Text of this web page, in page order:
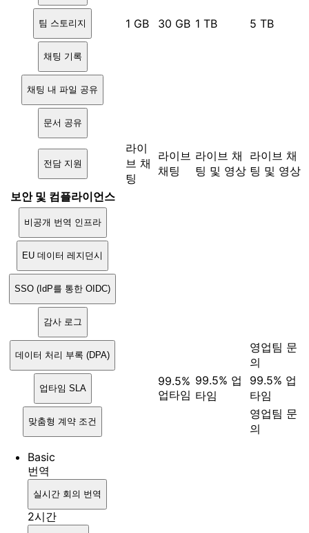
팀 스토리지 1 GB 30 GB 1 TB 5 TB
채팅 기록
채팅 내 파일 공유
문서 공유
전담 지원
라이
브 채
팅
라이브
채팅
라이브 채
팅 및 영상
라이브 채
팅 및 영상
보안 및 컴플라이언스
비공개 번역 인프라
EU 데이터 레지던시
SSO (IdP를 통한 OIDC)
감사 로그
데이터 처리 부록 (DPA)
영업팀 문
의
업타임 SLA
99.5%
업타임
99.5% 업
타임
99.5% 업
타임
맞춤형 계약 조건
영업팀 문
의
Basic
번역
실시간 회의 번역
2시간